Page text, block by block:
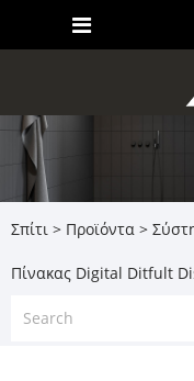
Σπίτι > Προϊόντα >
Πίνακας Digital Ditfult